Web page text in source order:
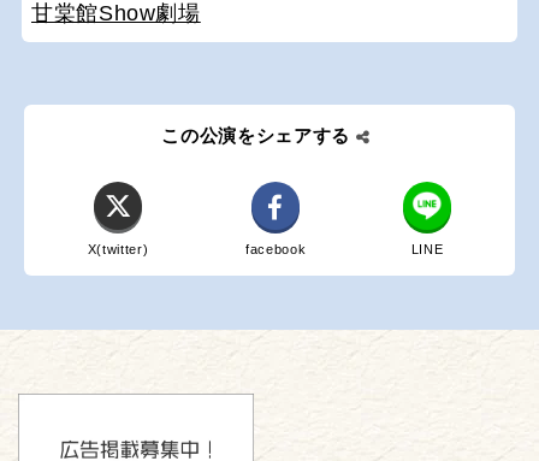
甘棠館Show劇場
この公演をシェアする
X(twitter) facebook LINE